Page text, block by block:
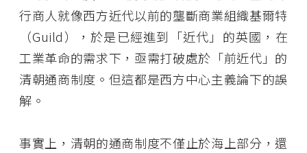
行商人就像西方近代以前的壟斷商業組織基爾特
（Guild），於是已經進到「近代」的英國，在
工業革命的需求下，亟需打破處於「前近代」的
清朝通商制度。但這都是西方中心主義論下的誤
解。
事實上，清朝的通商制度不僅止於海上部分，還